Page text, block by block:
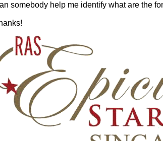
somebody help me identify what are the